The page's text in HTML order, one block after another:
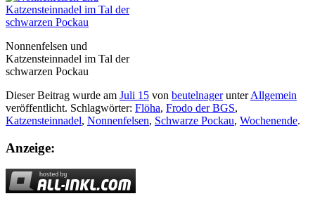
Nonnenfelsen und
Katzensteinnadel im Tal der
schwarzen Pockau
Dieser Beitrag wurde am Juli 15 von beutelnagerunterAllgemein
veröffentlicht. Schlagwörter: Flöha, Frodo der BGS,
Katzensteinnadel, Nonnenfelsen, Schwarze Pockau, Wochenende.
Anzeige: